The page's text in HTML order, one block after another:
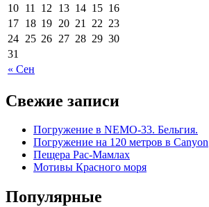
« Сен
10 11 12 13 14 15 16
17 18 19 20 21 22 23
24 25 26 27 28 29 30
31
Свежие записи
Погружение в NEMO-33. Бельгия.
Погружение на 120 метров в Canyon
Пещера Рас-Мамлах
Мотивы Красного моря
Популярные